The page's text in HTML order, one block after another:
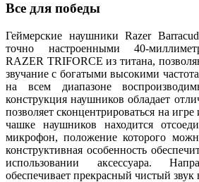
Все для победы
Геймерские наушники Razer
точно настроенными 40-
RAZER TRIFORCE из титана,
звучание с богатыми высокими
на всем диапазоне
конструкция наушников обладает
позволяет сконцентрироваться на
чашке наушников находится
микрофон, положение которого
конструктивная особенность
использовании аксессуара.
обеспечивает прекрасный чистый звук